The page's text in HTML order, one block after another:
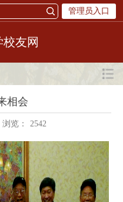
管理员入口
校友网
相会
浏览： 2542